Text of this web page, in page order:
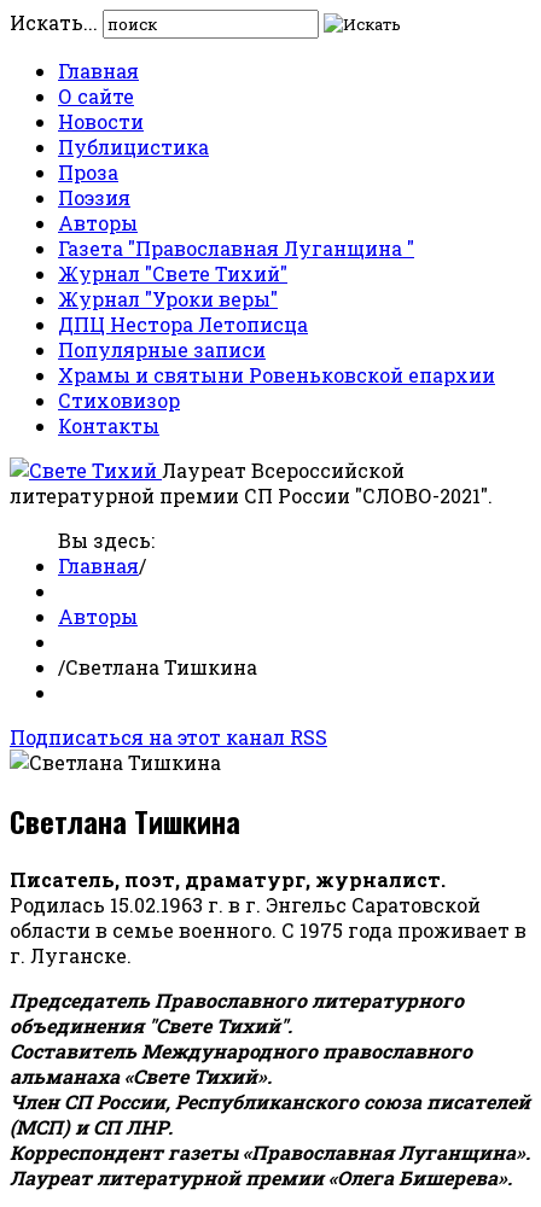
Искать...
Главная
О сайте
Новости
Публицистика
Проза
Поэзия
Авторы
Газета "Православная Луганщина "
Журнал "Свете Тихий"
Журнал "Уроки веры"
ДПЦ Нестора Летописца
Популярные записи
Храмы и святыни Ровеньковской епархии
Стиховизор
Контакты
Лауреат Всероссийской
литературной премии СП России "СЛОВО-2021".
Вы здесь:
Главная/
Авторы
/Светлана Тишкина
Подписаться на этот канал RSS
Светлана Тишкина
Писатель, поэт, драматург, журналист.
Родилась 15.02.1963 г. в г. Энгельс Саратовской
области в семье военного. С 1975 года проживает в
г. Луганске.
Председатель Православного литературного
объединения "Свете Тихий".
Составитель Международного православного
альманаха «Свете Тихий».
Член СП России, Республиканского союза писателей
(МСП) и СП ЛНР.
Корреспондент газеты «Православная Луганщина».
Лауреат литературной премии «Олега Бишерева».